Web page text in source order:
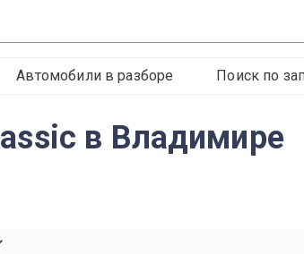
Автомобили в разборе Поиск по
в Владимире